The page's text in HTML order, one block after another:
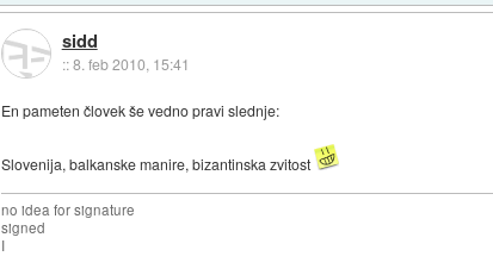
sidd
::8. feb 2010, 15:41
En pameten človek še vedno pravi slednje:
Slovenija, balkanske manire, bizantinska zvitost
no idea for signature
signed
I